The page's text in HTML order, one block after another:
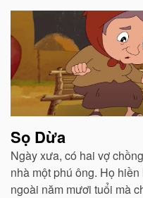
Bài
viết
liên
quan
Sọ Dừa
Ngày xưa, có hai vợ
nhà một phú ông. Họ
ngoài năm mươi tuổi mà